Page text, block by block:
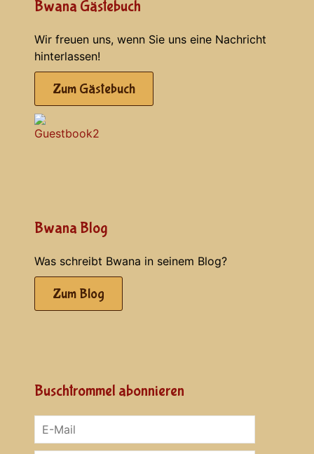
Bwana Gästebuch
Wir freuen uns, wenn Sie uns eine Nachricht
hinterlassen!
Zum Gästebuch
Bwana Blog
Was schreibt Bwana in seinem Blog?
Zum Blog
Buschtrommel abonnieren